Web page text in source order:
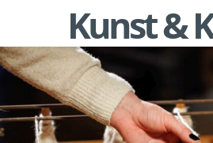
Kunst &